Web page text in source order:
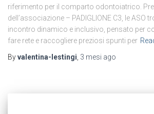
riferimento per il comparto odontoiatrico.
dell’associazione – PADIGLIONE C3, le ASO
incontro dinamico e inclusivo, pensato per
fare rete e raccogliere preziosi spunti per
Byvalentina-lestingi 3 mesi ago